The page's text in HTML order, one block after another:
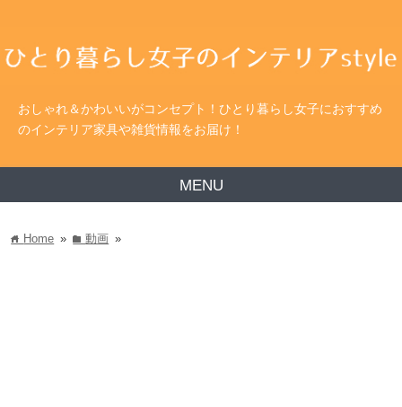
おしゃれ＆かわいいがコンセプト！ひとり暮らし女子におすすめ
のインテリア家具や雑貨情報をお届け！
MENU
home Home » folder動画 »